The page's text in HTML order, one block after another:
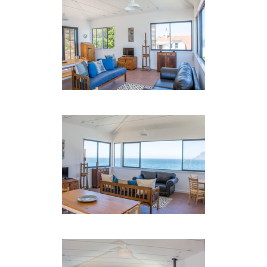
Kapstadt können Sie nicht nur die
zurückkehrenden Boote für den Fang des Tages am
Mittag treffen, sondern die kleinen, gepflasterten
Straßen, Geschäfte und Restaurants machen dies
zu einem einfachen Ort, um die Zeit zu vertreiben
und das schnelle Tempo zu vergessen vom
Stadtleben.
und ein blühendes Theater haben in Kalk Bay zu
einem echten Gemeinschaftsgefühl geführt.